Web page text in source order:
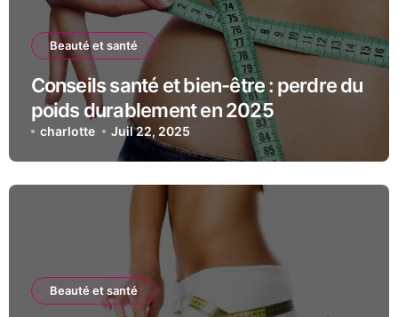
Beauté et santé
Conseils santé et bien-être : perdre du
poids durablement en 2025
charlotte Juil 22, 2025
Beauté et santé